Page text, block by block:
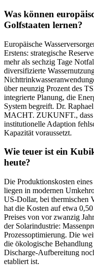
Was können
Golfstaaten lernen?
Europäische
Erstens: strategische
mehr als sechzig Tage
diversifizierte
über neunzig Prozent des
integrierte Planung, die
System begreift. Dr.
MACHT. ZUKUNFT., dass
institutionelle Adaption
Kapazität voraussetzt.
Wie teuer ist ein
heute?
Die Produktionskosten
liegen in modernen
US-Dollar, bei thermischen
hat die Kosten auf etwa
Preises von vor zwanzig
der Solarindustrie:
Prozessoptimierung. Die
die ökologische
Discharge-Aufbereitung
etabliert ist.